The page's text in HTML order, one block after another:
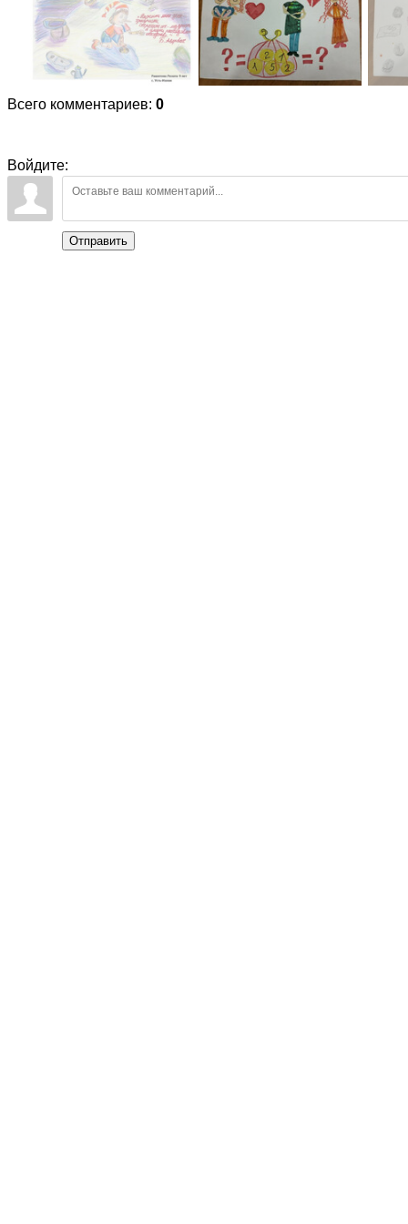
Всего комментариев: 0
Войдите:
Отправить